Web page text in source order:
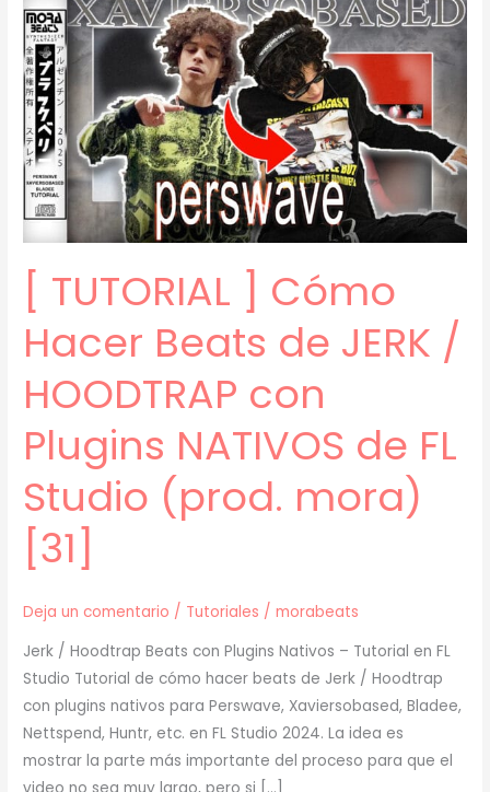
[ TUTORIAL ] Cómo
Hacer Beats de JERK /
HOODTRAP con
Plugins NATIVOS de FL
Studio (prod. mora)
[31]
Deja un comentario / Tutoriales /morabeats
Jerk / Hoodtrap Beats con Plugins Nativos – Tutorial en FL
Studio Tutorial de cómo hacer beats de Jerk / Hoodtrap
con plugins nativos para Perswave, Xaviersobased, Bladee,
Nettspend, Huntr, etc. en FL Studio 2024. La idea es
mostrar la parte más importante del proceso para que el